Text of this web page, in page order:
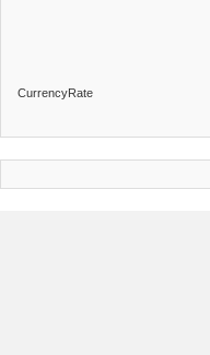
CurrencyRate